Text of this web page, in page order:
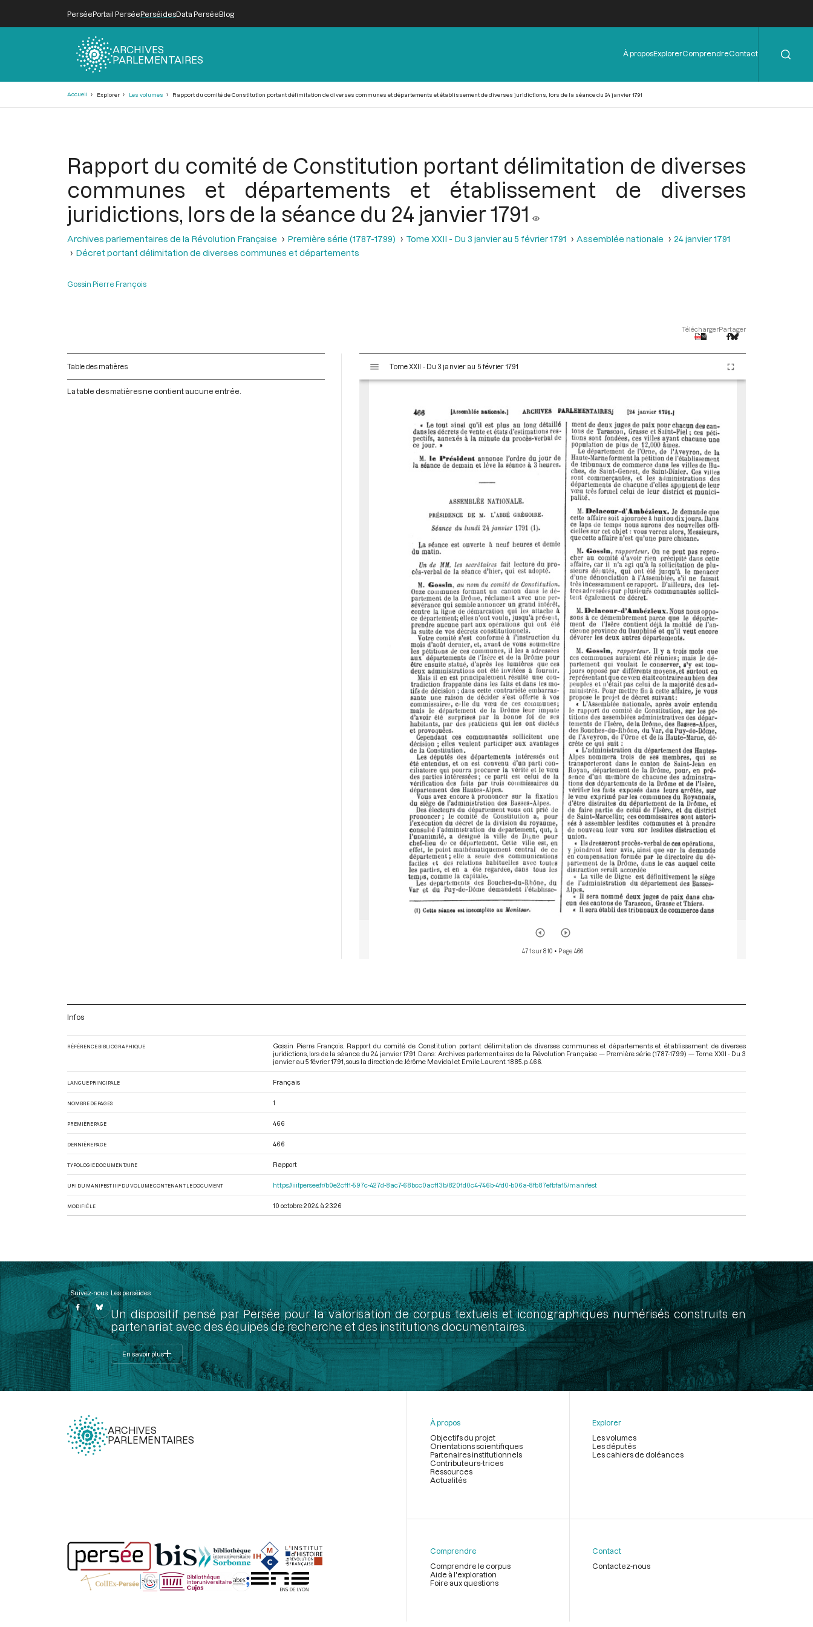
PerséePortail PerséePerséidesData PerséeBlog
ARCHIVES
PARLEMENTAIRES
Menu
de
À proposExplorerComprendreContact
Accueil Explorer Les volumes Rapport du comité de Constitution portant délimitation de diverses communes et départements et établissement de diverses juridictions, lors de la séance du 24 janvier 1791
Rapport du comité de Constitution portant délimitation de diverses
communes et départements et établissement de diverses
juridictions, lors de la séance du 24 janvier 1791
Archives parlementaires de la Révolution Française Première série (1787-1799) Tome XXII - Du 3 janvier au 5 février 1791 Assemblée nationale
24 janvier 1791
Décret portant délimitation de diverses communes et départements
Gossin Pierre François
TéléchargerPartager
Table des matières
La table des matières ne contient aucune entrée.
s
Tome XXII - Du 3 janvier au 5 février 1791
471 sur 810 • Page 466
Infos
RÉFÉRENCE BIBLIOGRAPHIQUE
Gossin Pierre François. Rapport du comité de Constitution portant délimitation de diverses communes et départements et établissement de diverses
juridictions, lors de la séance du 24 janvier 1791. Dans : Archives parlementaires de la Révolution Française — Première série (1787-1799) — Tome XXII - Du 3
janvier au 5 février 1791 , sous la direction de Jérôme Mavidal et Emile Laurent. 1885. p. 466.
LANGUE PRINCIPALE Français
NOMBRE DE PAGES 1
PREMIÈRE PAGE 466
DERNIÈRE PAGE 466
TYPOLOGIE DOCUMENTAIRE Rapport
URI DU MANIFEST IIIF DU VOLUME CONTENANT LE DOCUMENT https://iiif.persee.fr/b0e2cf11-597c-427d-8ac7-68bcc0acf13b/8201d0c4-746b-4fd0-b06a-8fb87efbfa15/manifest
MODIFIÉ LE 10 octobre 2024 à 23:26
Suivez-nous Les perséides
Un dispositif pensé par Persée pour la valorisation de corpus textuels et iconographiques numérisés construits en
partenariat avec des équipes de recherche et des institutions documentaires.
En savoir plus
ARCHIVES
PARLEMENTAIRES
page
À propos
Objectifs du projet
Orientations scientifiques
Partenaires institutionnels
Contributeurs-trices
Ressources
Actualités
Explorer
Les volumes
Les députés
Les cahiers de doléances
Comprendre
Comprendre le corpus
Aide à l'exploration
Foire aux questions
Contact
Contactez-nous